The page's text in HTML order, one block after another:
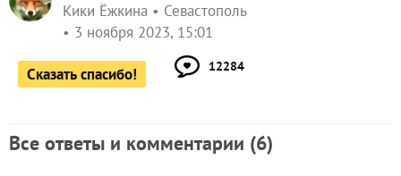
Кики Ёжкина
Севастополь
3 ноября 2023, 15:01
Сказать спасибо! 12284
Все ответы и комментарии (6)